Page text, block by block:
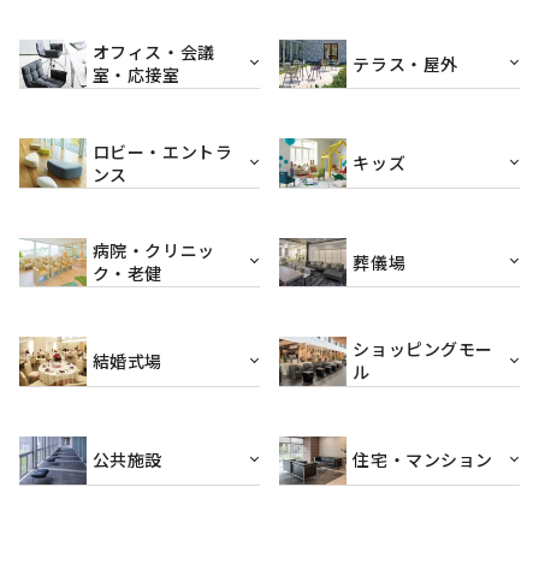
オフィス・会議
室・応接室
テラス・屋外
ロビー・エントラ
ンス
キッズ
病院・クリニッ
ク・老健
葬儀場
結婚式場
ショッピングモー
ル
公共施設 住宅・マンション